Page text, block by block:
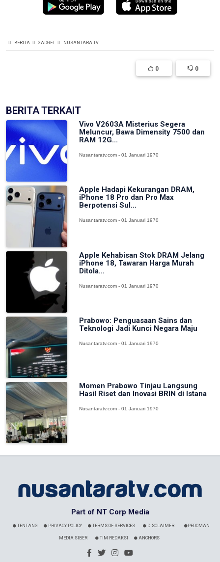
BERITA GADGET NUSANTARA TV
0 0
BERITA TERKAIT
Vivo V2603A Misterius Segera
Meluncur, Bawa Dimensity 7500 dan
RAM 12G...
Nusantaratv.com - 01 Januari 1970
Apple Hadapi Kekurangan DRAM,
iPhone 18 Pro dan Pro Max
Berpotensi Sul...
Nusantaratv.com - 01 Januari 1970
Apple Kehabisan Stok DRAM Jelang
iPhone 18, Tawaran Harga Murah
Ditola...
Nusantaratv.com - 01 Januari 1970
Prabowo: Penguasaan Sains dan
Teknologi Jadi Kunci Negara Maju
Nusantaratv.com - 01 Januari 1970
Momen Prabowo Tinjau Langsung
Hasil Riset dan Inovasi BRIN di Istana
Nusantaratv.com - 01 Januari 1970
Part of NT Corp Media
TENTANG PRIVACY POLICY TERMS OF SERVICES DISCLAIMER PEDOMAN
MEDIA SIBER TIM REDAKSI ANCHORS